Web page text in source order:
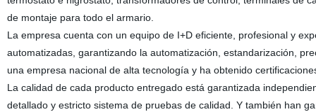
de montaje para todo el armario.
La empresa cuenta con un equipo de I+D eficiente, profesional y
automatizadas, garantizando la automatización, estandarización,
una empresa nacional de alta tecnología y ha obtenido
La calidad de cada producto entregado está garantizada
detallado y estricto sistema de pruebas de calidad. Y también han